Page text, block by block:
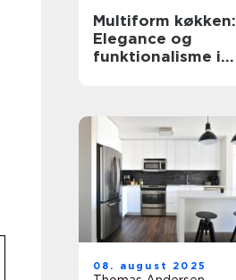
Multiform køkken:
Elegance og
funktionalisme i
08. august 2025